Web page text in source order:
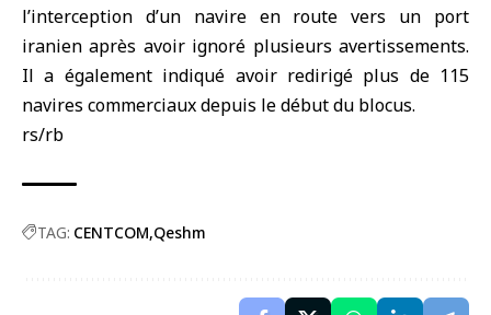
l’interception d’un navire en route vers un port
iranien après avoir ignoré plusieurs avertissements.
Il a également indiqué avoir redirigé plus de 115
navires commerciaux depuis le début du blocus.
rs/rb
TAG: CENTCOM Qeshm